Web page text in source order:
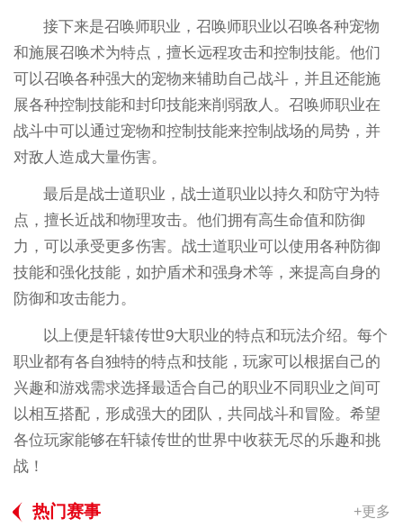
接下来是召唤师职业，召唤师职业以召唤各种宠物
和施展召唤术为特点，擅长远程攻击和控制技能。他们
可以召唤各种强大的宠物来辅助自己战斗，并且还能施
展各种控制技能和封印技能来削弱敌人。召唤师职业在
战斗中可以通过宠物和控制技能来控制战场的局势，并
对敌人造成大量伤害。
最后是战士道职业，战士道职业以持久和防守为特
点，擅长近战和物理攻击。他们拥有高生命值和防御
力，可以承受更多伤害。战士道职业可以使用各种防御
技能和强化技能，如护盾术和强身术等，来提高自身的
防御和攻击能力。
以上便是轩辕传世9大职业的特点和玩法介绍。每个
职业都有各自独特的特点和技能，玩家可以根据自己的
兴趣和游戏需求选择最适合自己的职业不同职业之间可
以相互搭配，形成强大的团队，共同战斗和冒险。希望
各位玩家能够在轩辕传世的世界中收获无尽的乐趣和挑
战！
热门赛事 +更多